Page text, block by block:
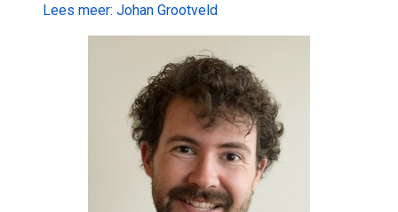
Lees meer: Johan Grootveld